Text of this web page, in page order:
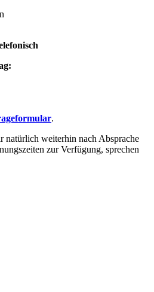
.
natürlich weiterhin nach Absprache
zur Verfügung, sprechen